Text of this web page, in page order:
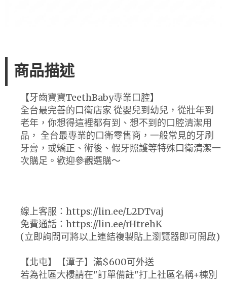
商品描述
【牙齒寶寶TeethBaby專業口腔】
全台最完善的口衛店家 從嬰兒到幼兒，從壯年到
老年，你想得這裡都有到、想不到的口腔清潔用
品， 全台最專業的口衛零售商，一般常見的牙刷
牙膏，或矯正、術後、假牙照護等特殊口衛清潔一
次購足。歡迎參觀選購～
線上客服：https://lin.ee/L2DTvaj
免費通話：https://lin.ee/rHtrehK
(立即詢問可將以上連結複製貼上瀏覽器即可開啟)
【北屯】【潭子】滿$600可外送
若為社區大樓請在"訂單備註"打上社區名稱+棟別